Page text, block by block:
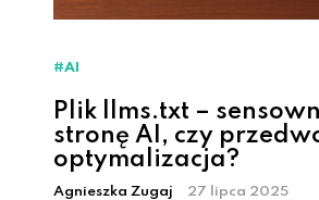
#AI
Plik llms.txt –
stronę AI, czy
optymalizacja?
Agnieszka Zugaj 27 lipca 2025